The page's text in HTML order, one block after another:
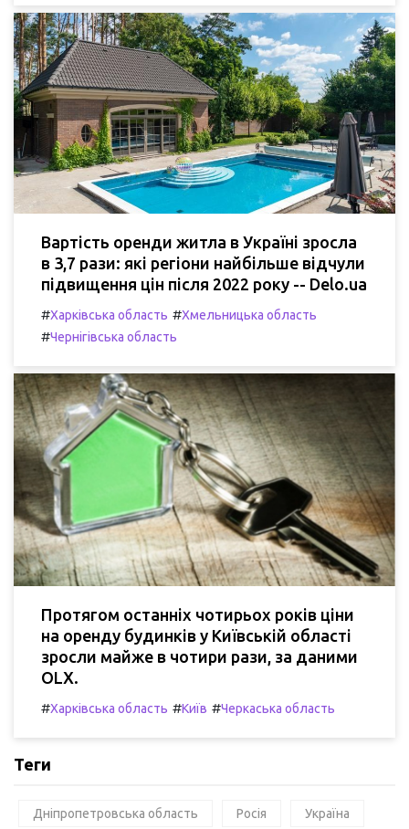
Вартість оренди житла в Україні зросла
в 3,7 рази: які регіони найбільше відчули
підвищення цін після 2022 року -- Delo.ua
#Харківська область #Хмельницька область
#Чернігівська область
Протягом останніх чотирьох років ціни
на оренду будинків у Київській області
зросли майже в чотири рази, за даними
OLX.
#Харківська область #Київ #Черкаська область
Теги
Дніпропетровська область Росія Україна